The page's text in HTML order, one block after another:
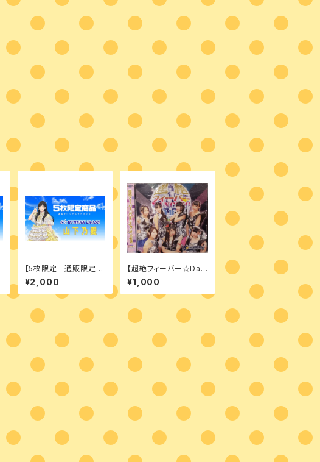
【5枚限定 通販限定商
品】 山下乃愛 ブロマ
イド vol.1
¥2,000
【超絶フィーバー☆Dan
cing Party Night！ t
ype S】
¥1,000